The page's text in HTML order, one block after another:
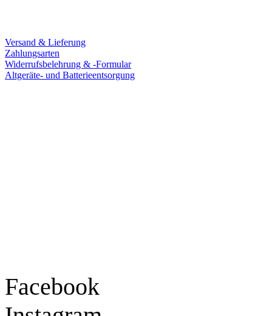
Versand & Lieferung
Zahlungsarten
Widerrufsbelehrung & -Formular
Altgeräte- und Batterieentsorgung
Facebook